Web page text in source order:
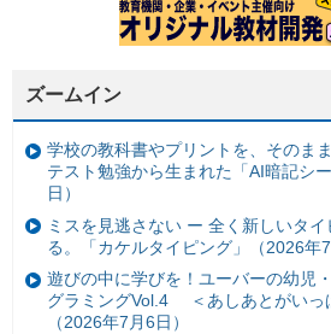
ズームイン
学校の教科書やプリントを、そのま
テスト勉強から生まれた「AI暗記シ
日）
ミスを見逃さない ー 全く新しいタ
る。「カケルタイピング」（2026年7
遊びの中に学びを！ユーバーの幼児
グラミングVol.4 ＜あしあとがいっ
（2026年7月6日）